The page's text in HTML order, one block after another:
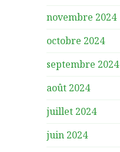
novembre 2024
octobre 2024
septembre 2024
août 2024
juillet 2024
juin 2024